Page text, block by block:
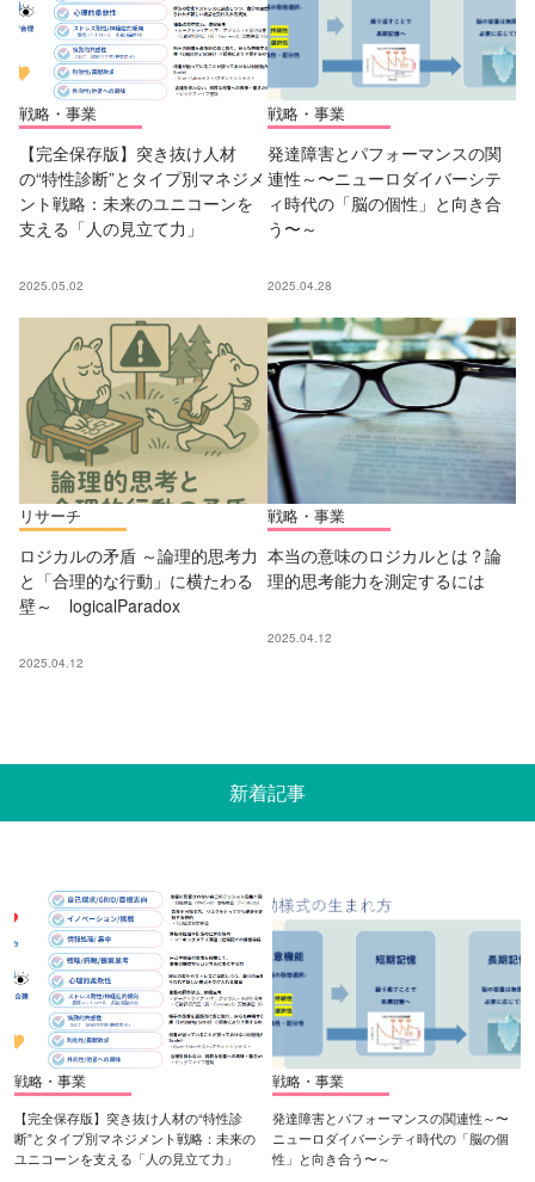
戦略・事業
【完全保存版】突き抜け人材
の“特性診断”とタイプ別マネジメ
ント戦略：未来のユニコーンを
支える「人の見立て力」
2025.05.02
戦略・事業
発達障害とパフォーマンスの関
連性～〜ニューロダイバーシテ
ィ時代の「脳の個性」と向き合
う〜～
2025.04.28
リサーチ
ロジカルの矛盾 ～論理的思考力
と「合理的な行動」に横たわる
壁～ logicalParadox
2025.04.12
戦略・事業
本当の意味のロジカルとは？論
理的思考能力を測定するには
2025.04.12
新着記事
戦略・事業
【完全保存版】突き抜け人材の“特性診
断”とタイプ別マネジメント戦略：未来の
ユニコーンを支える「人の見立て力」
戦略・事業
発達障害とパフォーマンスの関連性～〜
ニューロダイバーシティ時代の「脳の個
性」と向き合う〜～